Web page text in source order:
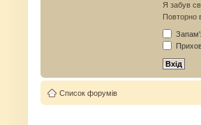
Я забув
Повторно
Список форумів